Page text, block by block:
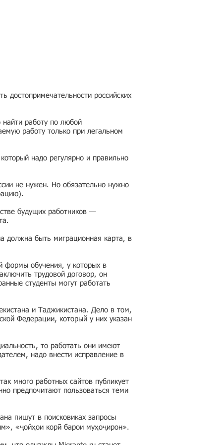
достопримечательности российских
работу по любой
работу только при легальном
надо регулярно и правильно
не нужен. Но обязательно нужно
будущих работников —
должна быть миграционная карта, в
формы обучения, у которых в
трудовой договор, он
студенты могут работать
и Таджикистана. Дело в том,
Федерации, который у них указан
то работать они имеют
надо внести исправление в
много работных сайтов публикует
предпочитают пользоваться теми
пишут в поисковиках запросы
«ҷойҳои корӣ барои муҳоҷирон».